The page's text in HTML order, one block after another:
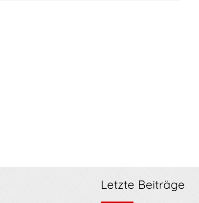
Letzte Beiträge